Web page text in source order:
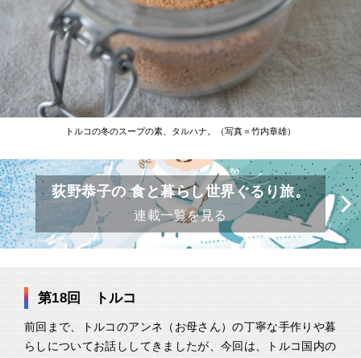
トルコの冬のスープの素、タルハナ。（写真＝竹内章雄）
荻野恭子の 食と暮らし世界ぐるり旅。
連載一覧を見る
第18回 トルコ
前回まで、トルコのアンネ（お母さん）の丁寧な手作りや暮
らしについてお話ししてきましたが、今回は、トルコ国内の